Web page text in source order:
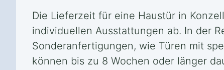
Die Lieferzeit für eine Haustür in
individuellen Ausstattungen ab. In der
Sonderanfertigungen, wie Türen mit
können bis zu 8 Wochen oder länger